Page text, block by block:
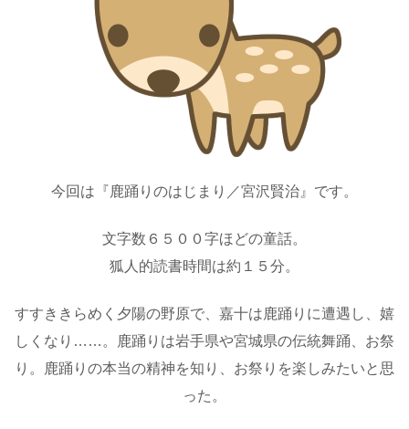
今回は『鹿踊りのはじまり／宮沢賢治』です。
文字数６５００字ほどの童話。
狐人的読書時間は約１５分。
すすききらめく夕陽の野原で、嘉十は鹿踊りに遭遇し、嬉
しくなり……。鹿踊りは岩手県や宮城県の伝統舞踊、お祭
り。鹿踊りの本当の精神を知り、お祭りを楽しみたいと思
った。